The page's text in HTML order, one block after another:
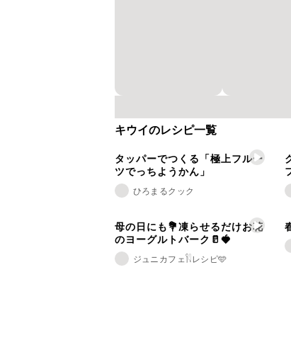
キウイのレシピ一覧
タッパーでつくる「極上フルー
ツでっちようかん」
ひろまるクック
母の日にも💐凍らせるだけお花
のヨーグルトバーク🥛🍓
ジュニカフェ𓌉𓇋レシピ🩵